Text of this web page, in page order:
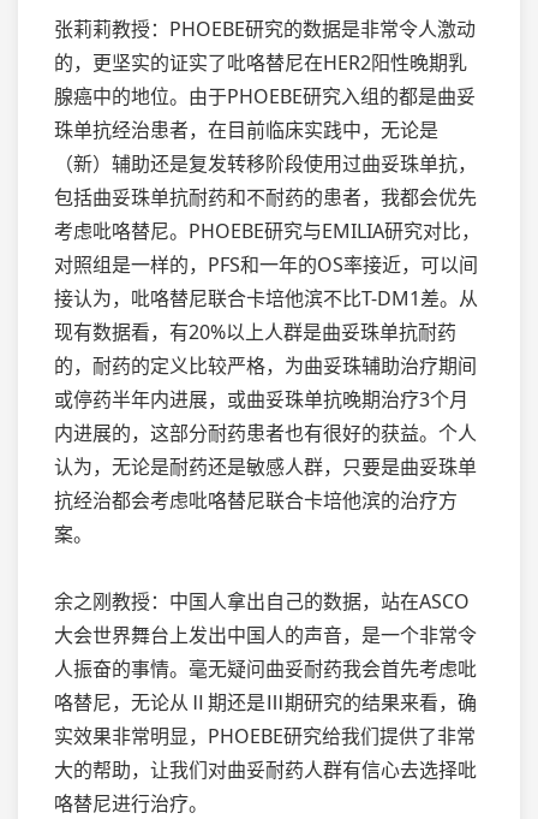
张莉莉教授：PHOEBE研究的数据是非常令人激动
的，更坚实的证实了吡咯替尼在HER2阳性晚期乳
腺癌中的地位。由于PHOEBE研究入组的都是曲妥
珠单抗经治患者，在目前临床实践中，无论是
（新）辅助还是复发转移阶段使用过曲妥珠单抗，
包括曲妥珠单抗耐药和不耐药的患者，我都会优先
考虑吡咯替尼。PHOEBE研究与EMILIA研究对比，
对照组是一样的，PFS和一年的OS率接近，可以间
接认为，吡咯替尼联合卡培他滨不比T-DM1差。从
现有数据看，有20%以上人群是曲妥珠单抗耐药
的，耐药的定义比较严格，为曲妥珠辅助治疗期间
或停药半年内进展，或曲妥珠单抗晚期治疗3个月
内进展的，这部分耐药患者也有很好的获益。个人
认为，无论是耐药还是敏感人群，只要是曲妥珠单
抗经治都会考虑吡咯替尼联合卡培他滨的治疗方
案。
余之刚教授：中国人拿出自己的数据，站在ASCO
大会世界舞台上发出中国人的声音，是一个非常令
人振奋的事情。毫无疑问曲妥耐药我会首先考虑吡
咯替尼，无论从Ⅱ期还是Ⅲ期研究的结果来看，确
实效果非常明显，PHOEBE研究给我们提供了非常
大的帮助，让我们对曲妥耐药人群有信心去选择吡
咯替尼进行治疗。